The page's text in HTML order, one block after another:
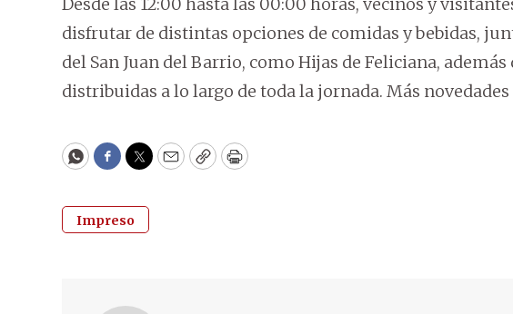
Desde las 12:00 hasta las 00:00 horas, vecinos y
disfrutar de distintas opciones de comidas y bebidas,
del San Juan del Barrio, como Hijas de Feliciana,
distribuidas a lo largo de toda la jornada. Más
WhatsApp
Facebook
Twitter
EmailCopyPrint
Impreso